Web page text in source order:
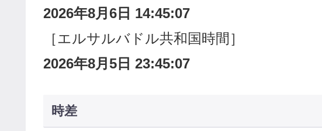
2026年8月6日 14:45:08
［エルサルバドル共和国時間］
2026年8月5日 23:45:08
時差